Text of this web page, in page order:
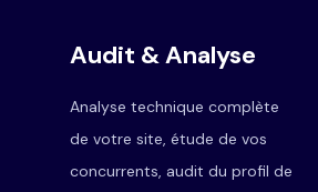
Audit & Analyse
Analyse technique complète
de votre site, étude de vos
concurrents, audit du profil de